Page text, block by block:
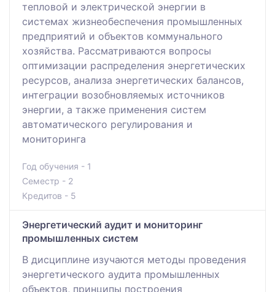
тепловой и электрической энергии в
системах жизнеобеспечения промышленных
предприятий и объектов коммунального
хозяйства. Рассматриваются вопросы
оптимизации распределения энергетических
ресурсов, анализа энергетических балансов,
интеграции возобновляемых источников
энергии, а также применения систем
автоматического регулирования и
мониторинга
Год обучения - 1
Семестр - 2
Кредитов - 5
Энергетический аудит и мониторинг
промышленных систем
В дисциплине изучаются методы проведения
энергетического аудита промышленных
объектов, принципы построения